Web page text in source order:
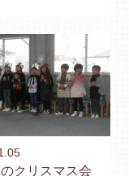
クリスマス会